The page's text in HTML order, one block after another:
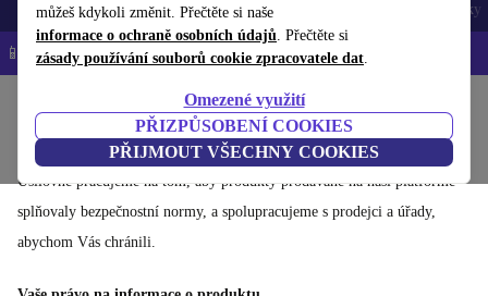
můžeš kdykoli změnit. Přečtěte si naše
informace o ochraně osobních údajů. Přečtěte si
zásady používání souborů cookie zpracovatele dat.
Omezené využití
PŘIZPŮSOBENÍ COOKIES
PŘIJMOUT VŠECHNY COOKIES
Mobily a smartphony Notebooky Tablety Doplňky
📱 -5 % NAVÍC na všechny iPhony – kód: IPHONEDEAL-
Bezpečné nakupování na refurbed
Usilovně pracujeme na tom, aby produkty prodávané na naší platformě
splňovaly bezpečnostní normy, a spolupracujeme s prodejci a úřady,
abychom Vás chránili.